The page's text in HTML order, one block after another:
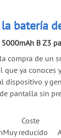
batería
B Z3
compra de un
que ya conoces
dispositivo y
pantalla sin
Coste
Muy reducido